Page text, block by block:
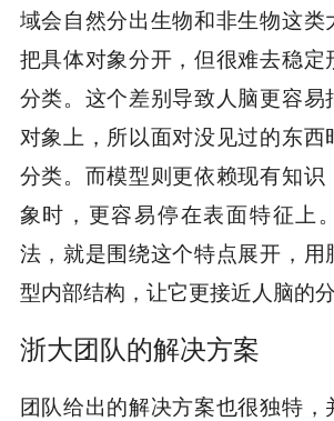
域会自然分出生物和非生物这类
把具体对象分开，但很难去稳定
分类。这个差别导致人脑更容易
对象上，所以面对没见过的东西
分类。而模型则更依赖现有知识
象时，更容易停在表面特征上
法，就是围绕这个特点展开，用
型内部结构，让它更接近人脑的分
浙大团队的解决方案
团队给出的解决方案也很独特，